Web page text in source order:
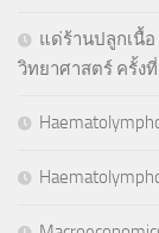
แด่ร้านปลูกเนื้อ
วิทยาศาสตร์ ครั้งที่